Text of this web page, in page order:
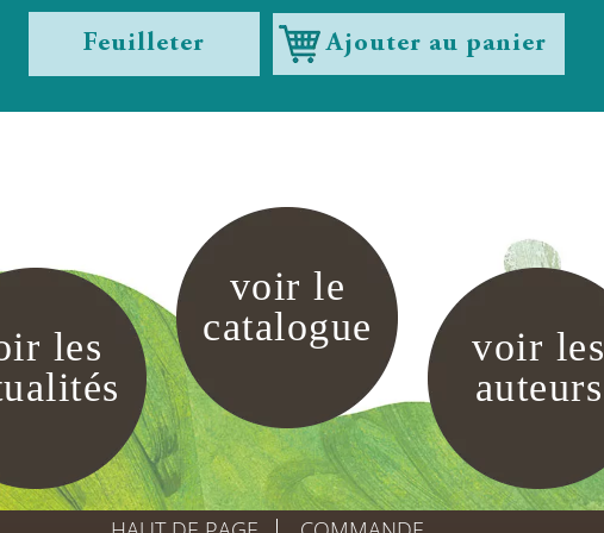
Feuilleter Ajouter au panier
voir les
auteurs
voir le
catalogue
les